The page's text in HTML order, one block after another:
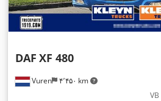
Vuren ۴٬۴۵۰ km
DAF XF 480